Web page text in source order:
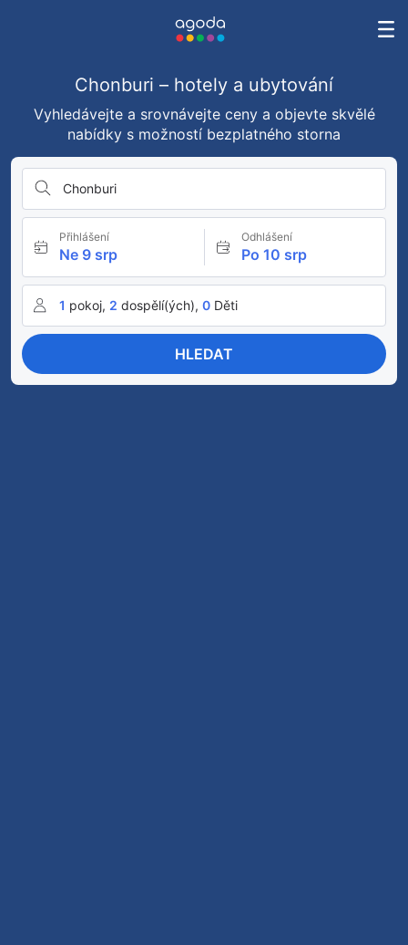
Chonburi – hotely a ubytování
Vyhledávejte a srovnávejte ceny a objevte skvělé
nabídky s možností bezplatného storna
Chonburi
Přihlášení
Ne 9 srp
Odhlášení
Po 10 srp
1 pokoj, 2 dospělí(ých), 0 Děti
HLEDAT